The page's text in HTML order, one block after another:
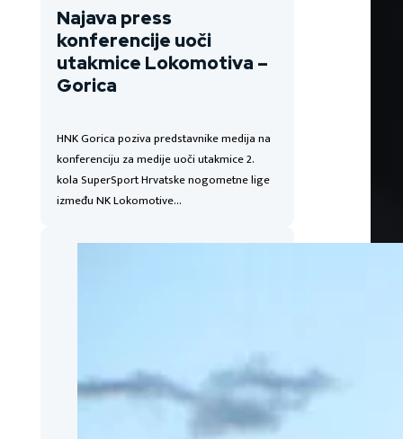
Najava press
konferencije uoči
utakmice Lokomotiva –
Gorica
HNK Gorica poziva predstavnike medija na
konferenciju za medije uoči utakmice 2.
kola SuperSport Hrvatske nogometne lige
između NK Lokomotive…